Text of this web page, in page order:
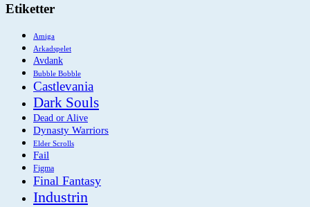
Etiketter
Amiga
Arkadspelet
Avdank
Bubble Bobble
Castlevania
Dark Souls
Dead or Alive
Dynasty Warriors
Elder Scrolls
Fail
Figma
Final Fantasy
Industrin